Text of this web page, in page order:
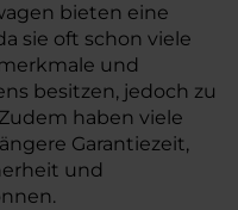
bieten eine
sie oft schon viele
und
besitzen, jedoch zu
haben viele
Garantiezeit,
und